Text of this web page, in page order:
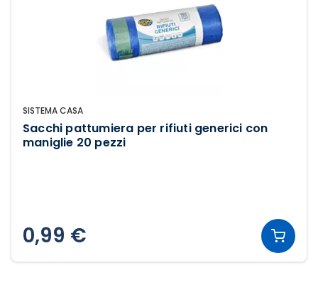
SISTEMA CASA
Sacchi pattumiera per rifiuti generici con
maniglie 20 pezzi
0,99 €